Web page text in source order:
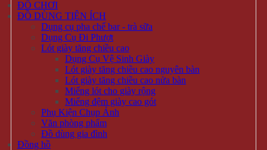
ĐỒ CHƠI
ĐỒ DÙNG TIỆN ÍCH
Dụng cụ pha chế bar - trà sữa
Dụng Cụ Đi Phượt
Lót giày tăng chiều cao
Dụng Cụ Vệ Sinh Giày
Lót giày tăng chiều cao nguyên bàn
Lót giày tăng chiều cao nửa bàn
Miếng lót cho giày rộng
Miếng đệm giày cao gót
Phụ Kiện Chụp Ảnh
Văn phòng phẩm
Đồ dùng gia đình
Đồng hồ